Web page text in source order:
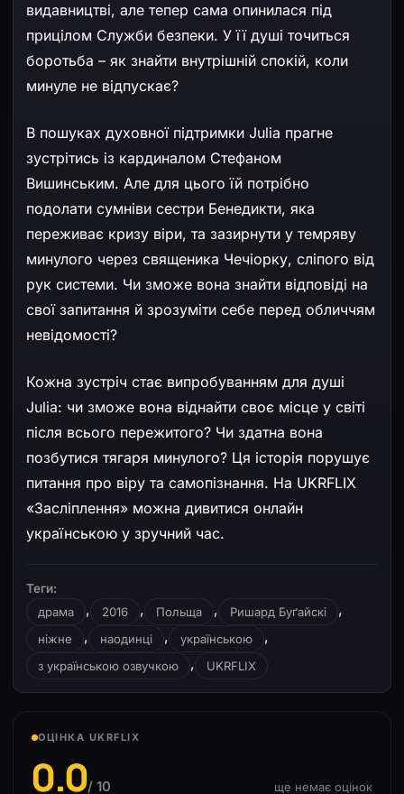
видавництві, але тепер сама опинилася під
прицілом Служби безпеки. У її душі точиться
боротьба – як знайти внутрішній спокій, коли
минуле не відпускає?
В пошуках духовної підтримки Julia прагне
зустрітись із кардиналом Стефаном
Вишинським. Але для цього їй потрібно
подолати сумніви сестри Бенедикти, яка
переживає кризу віри, та зазирнути у темряву
минулого через священика Чечіорку, сліпого від
рук системи. Чи зможе вона знайти відповіді на
свої запитання й зрозуміти себе перед обличчям
невідомості?
Кожна зустріч стає випробуванням для душі
Julia: чи зможе вона віднайти своє місце у світі
після всього пережитого? Чи здатна вона
позбутися тягаря минулого? Ця історія порушує
питання про віру та самопізнання. На UKRFLIX
«Засліплення» можна дивитися онлайн
українською у зручний час.
Теги:
драма
, 2016 , Польща , Ришард Буґайскі ,
ніжне , наодинці , українською ,
з українською озвучкою , UKRFLIX
ОЦІНКА UKRFLIX
0.0/ 10 ще немає оцінок